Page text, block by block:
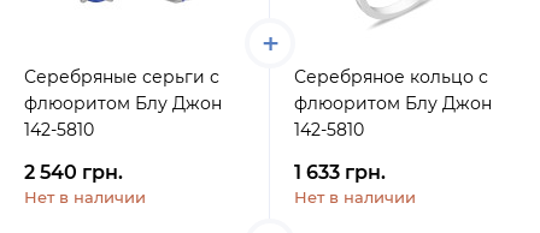
Серебряные серьги с
флюоритом Блу Джон
142-5810
2 540 грн.
Нет в наличии
Серебряное кольцо с
флюоритом Блу Джон
142-5810
1 633 грн.
Нет в наличии